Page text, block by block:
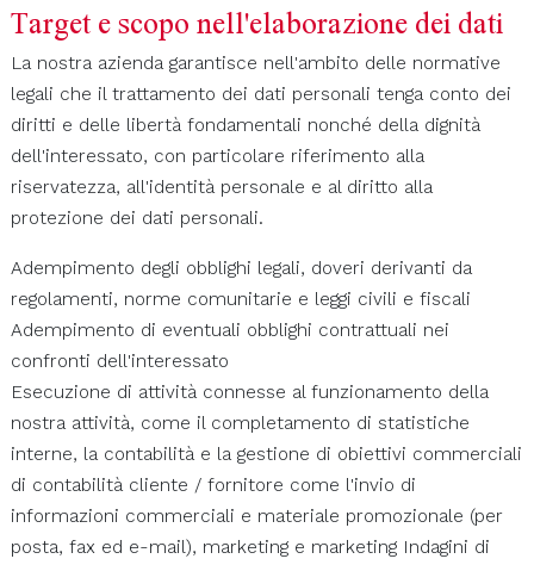
Target e scopo nell'elaborazione dei dati
La nostra azienda garantisce nell'ambito delle normative
legali che il trattamento dei dati personali tenga conto dei
diritti e delle libertà fondamentali nonché della dignità
dell'interessato, con particolare riferimento alla
riservatezza, all'identità personale e al diritto alla
protezione dei dati personali.
Adempimento degli obblighi legali, doveri derivanti da
regolamenti, norme comunitarie e leggi civili e fiscali
Adempimento di eventuali obblighi contrattuali nei
confronti dell'interessato
Esecuzione di attività connesse al funzionamento della
nostra attività, come il completamento di statistiche
interne, la contabilità e la gestione di obiettivi commerciali
di contabilità cliente / fornitore come l'invio di
informazioni commerciali e materiale promozionale (per
posta, fax ed e-mail), marketing e marketing Indagini di